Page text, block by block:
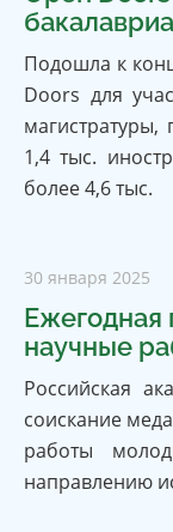
Подошла к
Doors для
магистратуры,
1,4 тыс.
более 4,6 тыс.
30 января 2025
научные
Российская
соискание
работы
направлению